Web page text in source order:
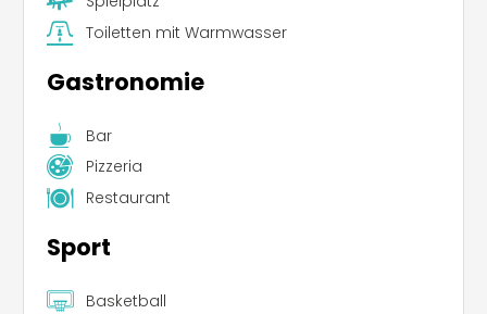
Toiletten mit Warmwasser
Gastronomie
Bar
Pizzeria
Restaurant
Sport
Basketball